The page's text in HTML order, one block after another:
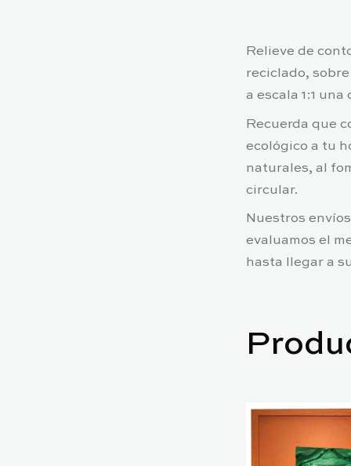
Relieve de
reciclado,
a escala 1:1 una
Recuerda que
ecológico a tu
naturales, al
circular.
Nuestros
evaluamos el
hasta llegar a